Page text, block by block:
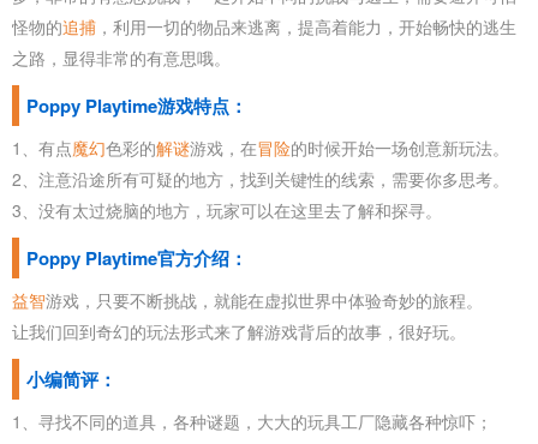
怪物的追捕 ，利用一切的物品来逃离，提高着能力，开始畅快的逃生
之路，显得非常的有意思哦。
Poppy Playtime游戏特点：
1、有点魔幻色彩的解谜游戏，在冒险的时候开始一场创意新玩法。
2、注意沿途所有可疑的地方，找到关键性的线索，需要你多思考。
3、没有太过烧脑的地方，玩家可以在这里去了解和探寻。
Poppy Playtime官方介绍：
益智游戏，只要不断挑战，就能在虚拟世界中体验奇妙的旅程。
让我们回到奇幻的玩法形式来了解游戏背后的故事，很好玩。
小编简评：
1、寻找不同的道具，各种谜题，大大的玩具工厂隐藏各种惊吓；